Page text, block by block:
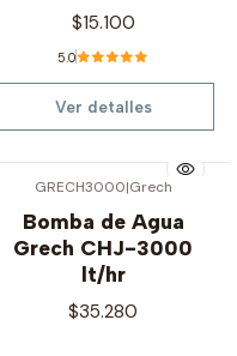
$15.100
5.0
Ver detalles
GRECH3000|Grech
Bomba de Agua
Grech CHJ-3000
lt/hr
$35.280